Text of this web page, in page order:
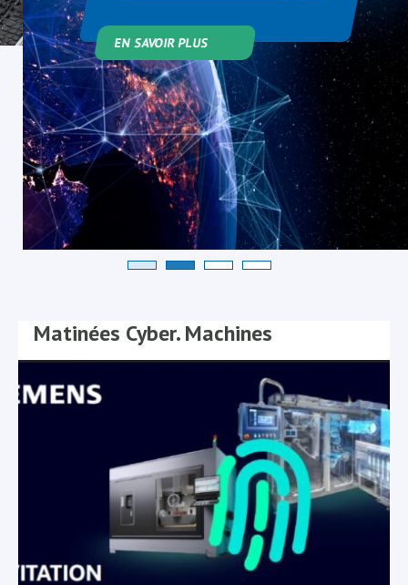
EN SAVOIR PLUS
Matinées Cyber. Machines